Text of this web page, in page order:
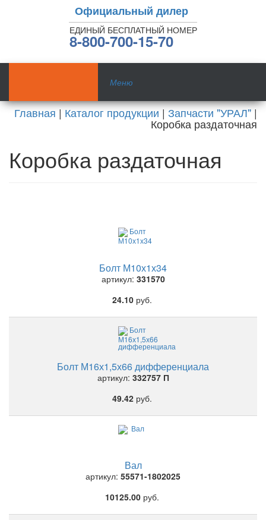
Официальный дилер
ЕДИНЫЙ БЕСПЛАТНЫЙ НОМЕР
8-800-700-15-70
Меню
Главная|Каталог продукции|Запчасти "УРАЛ"|
Коробка раздаточная
Коробка раздаточная
Болт М10х1х34
артикул: 331570
24.10руб.
Болт М16х1,5х66 дифференциала
артикул: 332757 П
49.42руб.
Вал
артикул: 55571-1802025
10125.00руб.